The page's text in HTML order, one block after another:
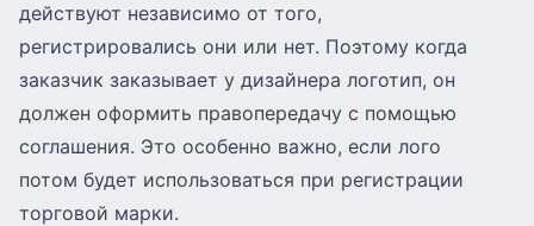
действуют независимо от того,
регистрировались они или нет. Поэтому когда
заказчик заказывает у дизайнера логотип, он
должен оформить правопередачу с помощью
соглашения. Это особенно важно, если лого
потом будет использоваться при регистрации
торговой марки.